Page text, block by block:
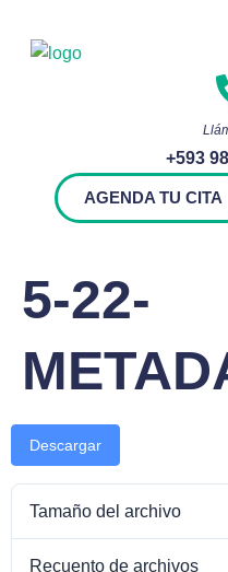
+593
AGENDA TU CITA
5-22-
Descargar
Tamaño del archivo
Recuento de archivos